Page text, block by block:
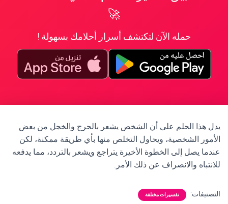
🚀
حمله الآن لتكتشف أسرار أحلامك بسهولة !
يدل هذا الحلم على أن الشخص يشعر بالحرج والخجل من بعض
الأمور الشخصية، ويحاول التخلص منها بأي طريقة ممكنة، لكن
عندما يصل إلى الخطوة الأخيرة يتراجع ويشعر بالتردد، مما يدفعه
للانتباه والانصراف عن ذلك الأمر.
التصنيفات: تفسيرات مختلفة